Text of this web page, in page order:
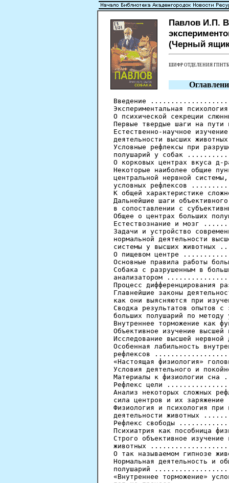
Павлов И.П.
(Черный
ШИФР ОТДЕЛЕНИЯ
Введение
Экспериментальная
О психической
Первые твердые шаги на
Естественно-научное
деятельности высших
Условные рефлексы при
полушарий у собак
О корковых центрах
Некоторые наиболее общие
центральной нервной
условных рефлексов
К общей характеристике
Дальнейшие шаги
в сопоставлении с
Общее о центрах
Естествознание и
Задачи и устройство
нормальной деятельности
системы у высших
О пищевом центре
Основные правила
Собака с разрушенным в
анализатором
Процесс дифференцирования
Главнейшие законы
как они выясняются при
Сводка результатов опытов
больших полушарий по
Внутреннее торможение
Объективное изучение
Исследование высшей
Особенная лабильность
рефлексов
«Настоящая
Условия деятельного и
Материалы к
Рефлекс цели
Анализ некоторых сложных
сила центров и их
Физиология и психология
деятельности
Рефлекс свободы
Психиатрия как пособница
Строго объективное
животных
О так называемом
Нормальная деятельность и
полушарий
«Внутреннее торможение»